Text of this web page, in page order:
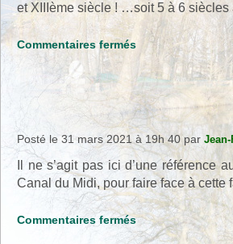
et XIIIème siècle ! …soit 5 à 6
Commentaires ferméssur
Une
très
grande
joie
Posté le 31 mars 2021 à 19h 40par
Il ne s’agit pas ici d’une
Canal du Midi, pour faire face à
Commentaires ferméssur
Canal